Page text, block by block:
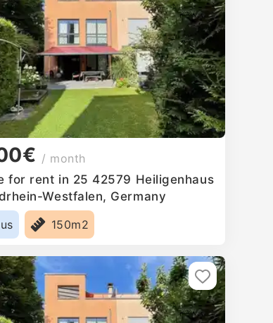
/ month
for rent in 25 42579 Heiligenhaus
Westfalen, Germany
150m2